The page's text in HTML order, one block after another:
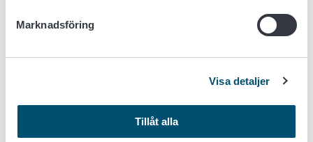
Marknadsföring
Visa detaljer
Tillåt alla
Nyckelpigans puppstadium (bilden ovan) liknar till färg och
identifiering är det av betydelse att nyckelpigans
"fastklistrade" på bladet och de förekommer enskilt på